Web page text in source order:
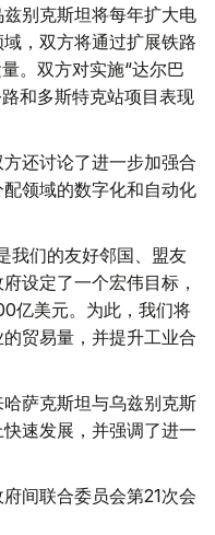
别克斯坦将每年扩大电
，双方将通过扩展铁路
。双方对实施“达尔巴
和多斯特克站项目表现
还讨论了进一步加强合
领域的数字化和自动化
我们的友好邻国、盟友
设定了一个宏伟目标，
亿美元。为此，我们将
贸易量，并提升工业合
萨克斯坦与乌兹别克斯
速发展，并强调了进一
间联合委员会第21次会